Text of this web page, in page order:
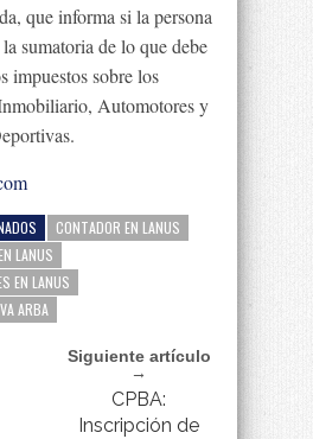
que informa si la persona
sumatoria de lo que debe
impuestos sobre los
Automotores y
CONTADOR EN LANUS
LANUS
EN LANUS
ARBA
Siguiente artículo
→
CPBA:
Inscripción de